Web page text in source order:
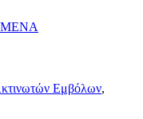
Εμβόλων,